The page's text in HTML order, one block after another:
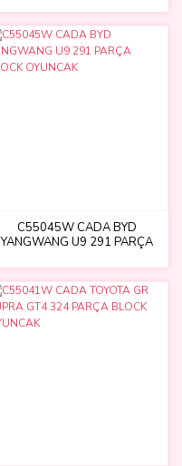
C55045W CADA BYD
YANGWANG U9 291 PARÇA